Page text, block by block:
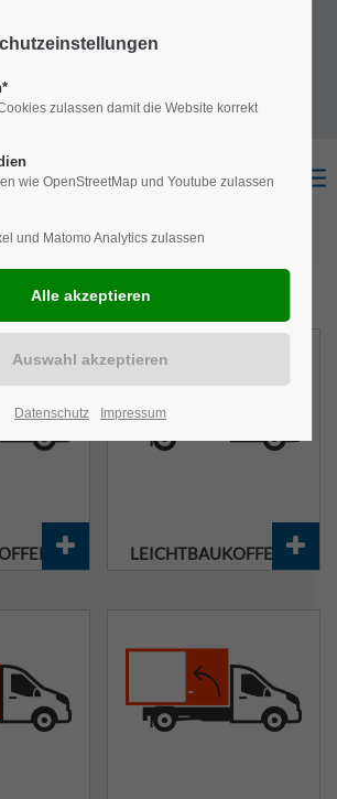
Ausbau
LEICHTBAUKOFFER
zulassen damit die Website korrekt
wie OpenStreetMap und Youtube zulassen
und Matomo Analytics zulassen
Datenschutz Impressum